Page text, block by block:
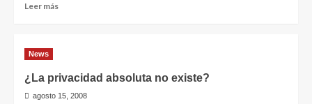
Leer más
siendo
el
News
¿La privacidad absoluta no existe?
agosto 15, 2008